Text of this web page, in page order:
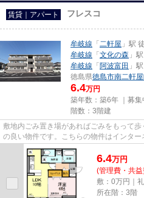
賃貸｜アパート フレスコ
牟岐線 「 二軒屋 」駅
牟岐線 「 文化の森 」
牟岐線 「 阿波富田 」
徳島県徳島市南二軒
6.4万円
築年数：築6年 ｜募集
階数：3階建
敷地内ごみ置き場があればごみをもって
の良い物件です。こちらの物件はインタ
の築浅物件。当社New Stories...
6.4万円
(管理費・共
敷：0万円｜
所在階：3階